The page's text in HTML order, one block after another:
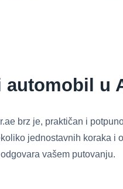
automobil u
brz je, praktičan i
jednostavnih koraka i
odgovara vašem putovanju.